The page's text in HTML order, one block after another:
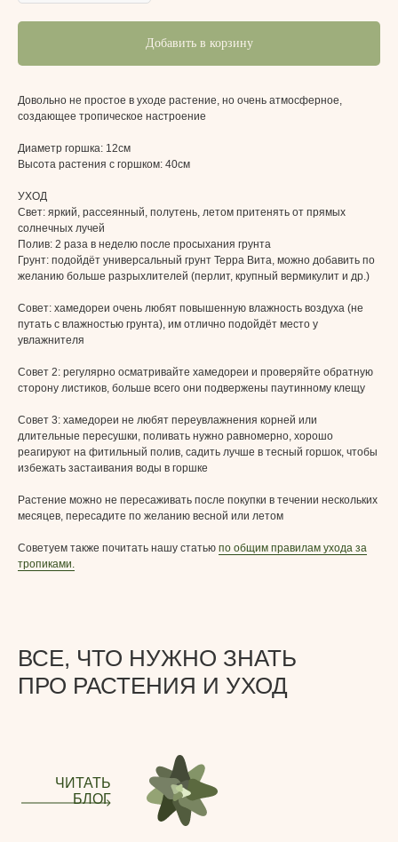
Добавить в корзину
Довольно не простое в уходе растение, но очень атмосферное,
создающее тропическое настроение
Диаметр горшка: 12см
Высота растения с горшком: 40см
УХОД
Свет: яркий, рассеянный, полутень, летом притенять от прямых
солнечных лучей
Полив: 2 раза в неделю после просыхания грунта
Грунт: подойдёт универсальный грунт Терра Вита, можно добавить по
желанию больше разрыхлителей (перлит, крупный вермикулит и др.)
Совет: хамедореи очень любят повышенную влажность воздуха (не
путать с влажностью грунта), им отлично подойдёт место у
увлажнителя
Совет 2: регулярно осматривайте хамедореи и проверяйте обратную
сторону листиков, больше всего они подвержены паутинному клещу
Совет 3: хамедореи не любят переувлажнения корней или
длительные пересушки, поливать нужно равномерно, хорошо
реагируют на фитильный полив, садить лучше в тесный горшок, чтобы
избежать застаивания воды в горшке
Растение можно не пересаживать после покупки в течении нескольких
месяцев, пересадите по желанию весной или летом
Советуем также почитать нашу статью по общим правилам ухода за
тропиками.
ВСЕ, ЧТО НУЖНО ЗНАТЬ
ПРО РАСТЕНИЯ И УХОД
ЧИТАТЬ
БЛОГ